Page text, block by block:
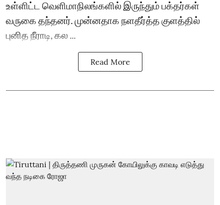
உள்ளிட்ட வெளிமாநிலங்களில் இருந்தும் பக்தர்கள்
வருகை தந்தனர். முன்னதாக நளதீர்த்த குளத்தில்
புனித நீராடி, கல ...
Read More